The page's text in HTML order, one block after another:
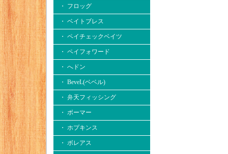
・ フロッグ
・ ベイトブレス
・ ペイチェックベイツ
・ ペイフォワード
・ へドン
・ BeveL(ベベル)
・ 弁天フィッシング
・ ボーマー
・ ホプキンス
・ ボレアス